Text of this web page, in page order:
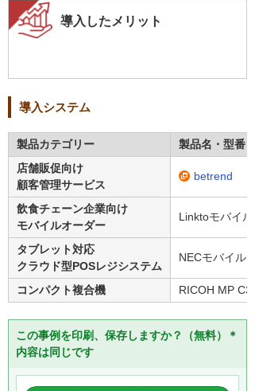
導入したメリット
導入システム
製品カテゴリー
製品名・型番
店舗販促向け
顧客管理サービス
betrend
飲食チェーン企業向け
モバイルオーダー
Linktoモバイル
タブレット対応
クラウド型POSレジシステム
NECモバイル
コンパクト複合機 RICOH MP
この事例を印刷、保存しますか？（無料）＊
内容は同じです